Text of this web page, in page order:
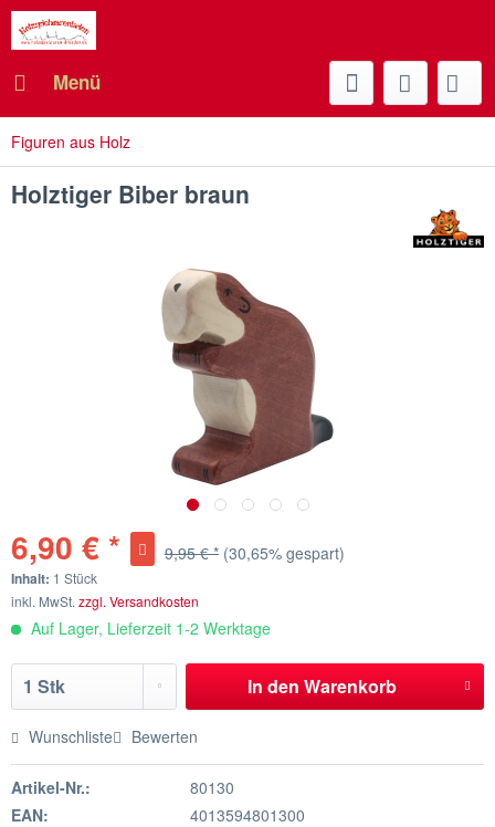
Menü
Figuren aus Holz
Holztiger Biber braun
6,90 € * 9,95 € * (30,65% gespart)
Inhalt: 1 Stück
inkl. MwSt. zzgl. Versandkosten
Auf Lager, Lieferzeit 1-2 Werktage
In den Warenkorb
Wunschliste Bewerten
Artikel-Nr.:
80130
EAN:
4013594801300